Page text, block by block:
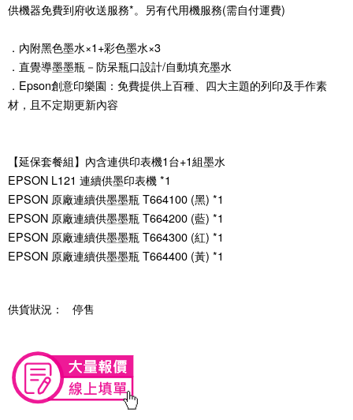
供機器免費到府收送服務*。另有代用機服務(需自付運費)
．內附黑色墨水×1+彩色墨水×3
．直覺導墨墨瓶－防呆瓶口設計/自動填充墨水
．Epson創意印樂園：免費提供上百種、四大主題的列印及手作素
材，且不定期更新內容
【延保套餐組】內含連供印表機1台+1組墨水
EPSON L121 連續供墨印表機 *1
EPSON 原廠連續供墨墨瓶 T664100 (黑) *1
EPSON 原廠連續供墨墨瓶 T664200 (藍) *1
EPSON 原廠連續供墨墨瓶 T664300 (紅) *1
EPSON 原廠連續供墨墨瓶 T664400 (黃) *1
供貨狀況： 停售